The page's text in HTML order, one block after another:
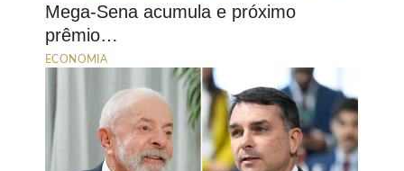
Mega-Sena acumula e próximo
prêmio…
ECONOMIA